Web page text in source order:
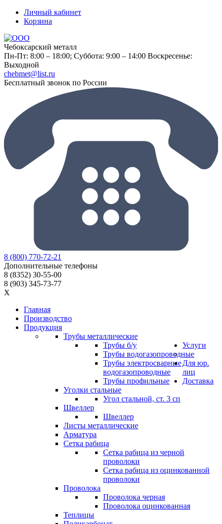
Личный кабинет
Корзина
Чебоксарский металл
Пн-Пт: 8:00 – 18:00; Суббота: 9:00 – 14:00 Воскресенье:
Выходной
chebmet@list.ru
Бесплатный звонок по России
8 (800) 770-72-21
Дополнительные телефоны
8 (8352) 30-55-00
8 (903) 345-73-77
X
Главная
Производство
Продукция
Трубы металлические
Трубы б/у
Трубы водогазопроводные
Трубы электросварные
водогазопроводные
Трубы профильные
Уголки стальные
Угол стальной, ст. 3 сп
Швеллер
Швеллер
Листы металлические
Арматура
Сетка рабица
Сетка рабица из черной
проволоки
Сетка рабица из оцинкованной
проволоки
Проволока
Проволока черная
Проволока оцинкованная
Теплицы
Услуги
Для юр.
лиц
Доставка